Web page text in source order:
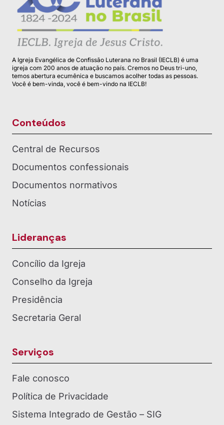
A Igreja Evangélica de Confissão Luterana no Brasil (IECLB) é uma
igreja com 200 anos de atuação no país. Cremos no Deus tri-uno,
temos abertura ecumênica e buscamos acolher todas as pessoas.
Você é bem-vinda, você é bem-vindo na IECLB!
Conteúdos
Central de Recursos
Documentos confessionais
Documentos normativos
Notícias
Lideranças
Concílio da Igreja
Conselho da Igreja
Presidência
Secretaria Geral
Serviços
Fale conosco
Política de Privacidade
Sistema Integrado de Gestão – SIG